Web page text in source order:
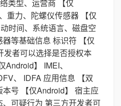
类型、运营商 【仅
重力、陀螺仪传感器 【仅
时间、系统语言、磁盘空
等基础信息 标识符 【仅
发者可以选择是否授权本
】 IMEI、
、 IDFA 应用信息 【双
号 【仅Android】 宿主应
可疑行为 第三方开发者可